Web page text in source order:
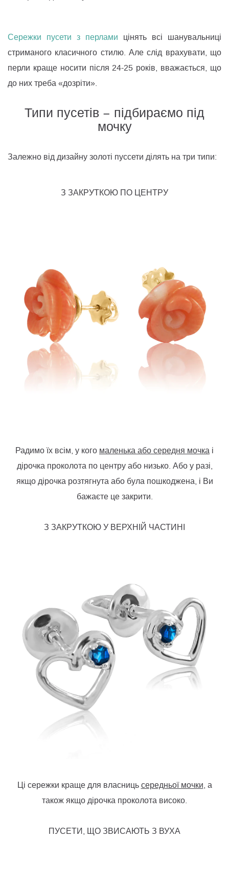
Сережки пусети з перлами цінять всі шанувальниці
стриманого класичного стилю. Але слід врахувати, що
перли краще носити після 24-25 років, вважається, що
до них треба «дозріти».
Типи пусетів − підбираємо під
мочку
Залежно від дизайну золоті пуссети ділять на три типи:
З ЗАКРУТКОЮ ПО ЦЕНТРУ
Радимо їх всім, у кого маленька або середня мочка і
дірочка проколота по центру або низько. Або у разі,
якщо дірочка розтягнута або була пошкоджена, і Ви
бажаєте це закрити.
З ЗАКРУТКОЮ У ВЕРХНІЙ ЧАСТИНІ
Ці сережки краще для власницьсередньої мочки, а
також якщо дірочка проколота високо.
ПУСЕТИ, ЩО ЗВИСАЮТЬ З ВУХА